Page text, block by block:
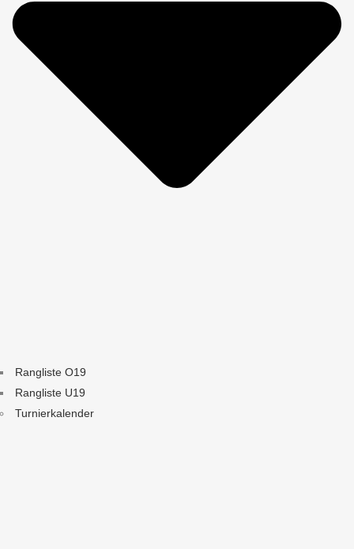
Rangliste O19
Rangliste U19
Turnierkalender